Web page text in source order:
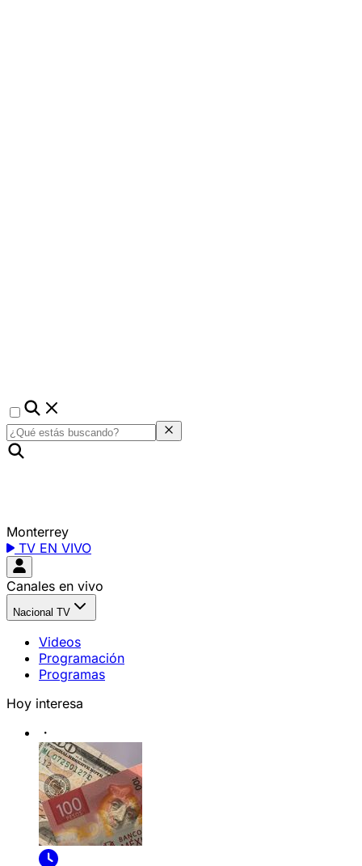
Monterrey
TV EN VIVO
Canales en vivo
Nacional TV
Videos
Programación
Programas
Hoy interesa